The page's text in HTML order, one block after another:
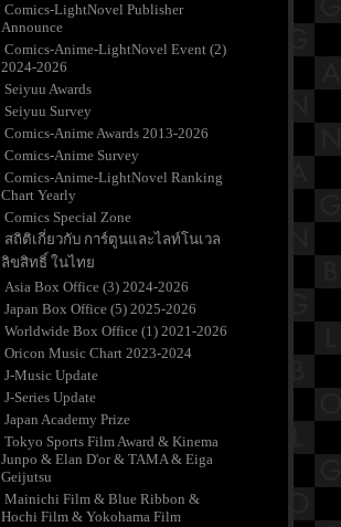
Comics-LightNovel Publisher
Announce
Comics-Anime-LightNovel Event (2)
2024-2026
Seiyuu Awards
Seiyuu Survey
Comics-Anime Awards 2013-2026
Comics-Anime Survey
Comics-Anime-LightNovel Ranking
Chart Yearly
Comics Special Zone
สถิติเกี่ยวกับ การ์ตูนและไลท์โนเวล
ลิขสิทธิ์ ในไท
Asia Box Office (3) 2024-2026
Japan Box Office (5) 2025-2026
Worldwide Box Office (1) 2021-2026
Oricon Music Chart 2023-2024
J-Music Update
J-Series Update
Japan Academy Prize
Tokyo Sports Film Award & Kinema
Junpo & Elan D'or & TAMA & Eiga
Geijutsu
Mainichi Film & Blue Ribbon &
Hochi Film & Yokohama Film